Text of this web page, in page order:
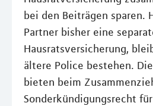
bei den Beiträgen sparen.
Partner bisher eine
Hausratsversicherung,
ältere Police bestehen.
bieten beim
Sonderkündigungsrecht